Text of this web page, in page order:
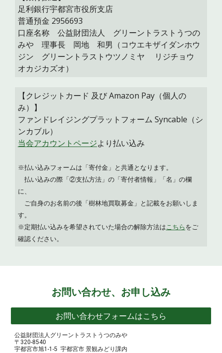
足利銀行宇都宮市役所支店
普通預金 2956693
口座名称 公益財団法人 グリーントラストうつの
みや 理事長 岡地 和男（コウエキザイダンホウ
ジン グリーントラストウツノミヤ リジチョウ
オカジカズオ）
【クレジットカード 及びAmazon Pay（個人の
み） 】
ファンドレイジングプラットフォーム Syncable（シ
ンカブル）
当会アカウントページより払い込み
※払い込みフォームは「寄付金」と共通となります。
払い込みの際「②支払方法」の「寄付者情報」「名」の欄
に、
ご自身のお名前の後「樹林地買取募金」と記載をお願いしま
す。
※定期払い込みを希望されていた場合の解除方法はこちらをご
確認ください。
お問い合わせ、お申し込み
お問い合わせフォームはこちら
公益財団法人グリーントラストうつのみや
〒320-8540
宇都宮市旭1-1-5 宇都宮市 景観みどり課内